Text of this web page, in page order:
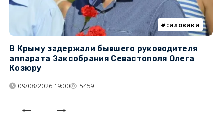
силовики
В Крыму задержали бывшего руководителя
аппарата Заксобрания Севастополя Олега
Козюру
09/08/2026 19:00 5459